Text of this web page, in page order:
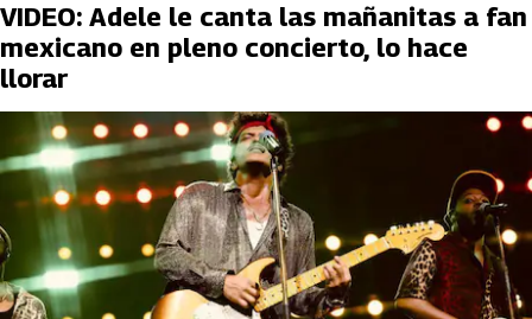
VIDEO: Adele le canta las mañanitas a fan
mexicano en pleno concierto, lo hace
llorar